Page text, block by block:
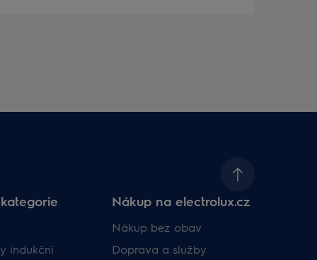
indukční
Nákup na electrolux.cz
Nákup bez obav
Doprava a služby